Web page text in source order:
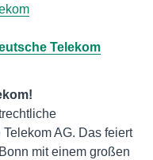
Telekom
AG. Das feiert
mit einem großen